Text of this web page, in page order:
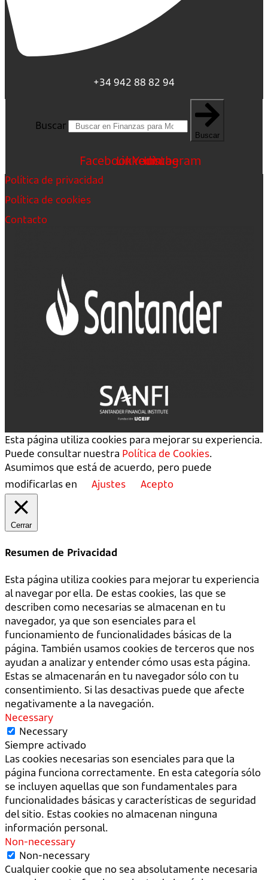
+34 942 88 82 94
Buscar
Buscar
FacebookLinkedin
Youtube
Instagram
Política de privacidad
Política de cookies
Contacto
Esta página utiliza cookies para mejorar su experiencia.
Puede consultar nuestra Política de Cookies.
Asumimos que está de acuerdo, pero puede
modificarlas en
Ajustes Acepto
Cerrar
Resumen de Privacidad
Esta página utiliza cookies para mejorar tu experiencia
al navegar por ella. De estas cookies, las que se
describen como necesarias se almacenan en tu
navegador, ya que son esenciales para el
funcionamiento de funcionalidades básicas de la
página. También usamos cookies de terceros que nos
ayudan a analizar y entender cómo usas esta página.
Estas se almacenarán en tu navegador sólo con tu
consentimiento. Si las desactivas puede que afecte
negativamente a la navegación.
Necessary
Necessary
Siempre activado
Las cookies necesarias son esenciales para que la
página funciona correctamente. En esta categoría sólo
se incluyen aquellas que son fundamentales para
funcionalidades básicas y características de seguridad
del sitio. Estas cookies no almacenan ninguna
información personal.
Non-necessary
Non-necessary
Cualquier cookie que no sea absolutamente necesaria